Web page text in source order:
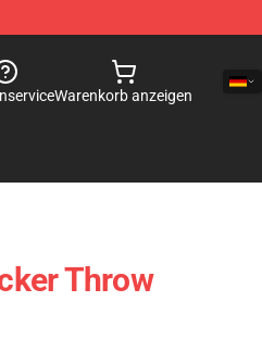
Warenkorb anzeigen
Throw